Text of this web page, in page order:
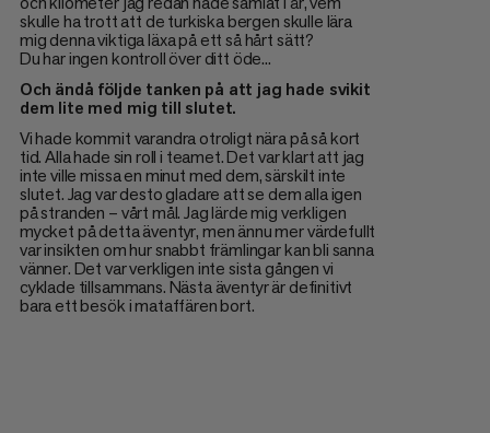
skulle ha trott att de turkiska bergen skulle lära
mig denna viktiga läxa på ett så hårt sätt?
Du har ingen kontroll över ditt öde...
Och ändå följde tanken på att jag hade svikit
dem lite med mig till slutet.
Vi hade kommit varandra otroligt nära på så kort
tid. Alla hade sin roll i teamet. Det var klart att jag
inte ville missa en minut med dem, särskilt inte
slutet. Jag var desto gladare att se dem alla igen
på stranden – vårt mål. Jag lärde mig verkligen
mycket på detta äventyr, men ännu mer värdefullt
var insikten om hur snabbt främlingar kan bli sanna
vänner. Det var verkligen inte sista gången vi
cyklade tillsammans. Nästa äventyr är definitivt
bara ett besök i mataffären bort.